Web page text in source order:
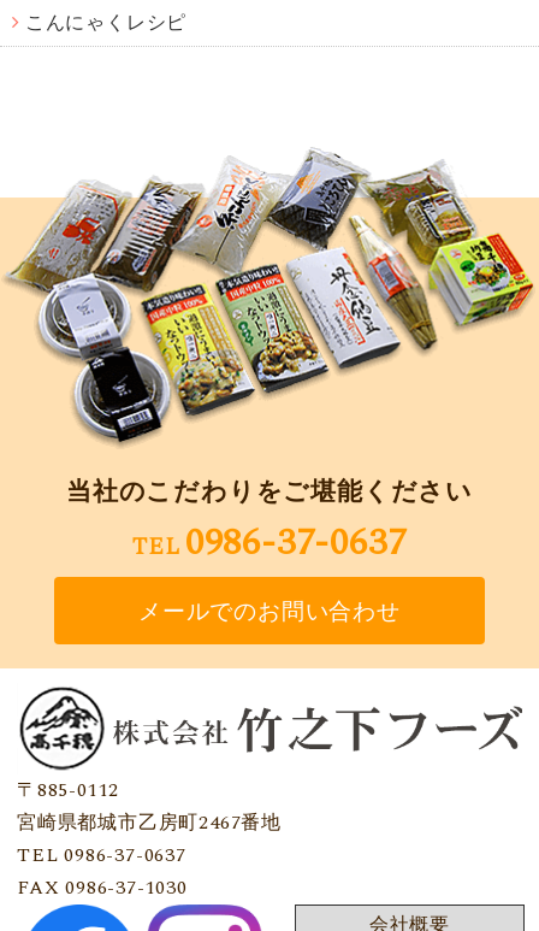
こんにゃくレシピ
当社のこだわりをご堪能ください
TEL 0986-37-0637
メールでのお問い合わせ
〒885-0112
宮崎県都城市乙房町2467番地
TEL 0986-37-0637
FAX 0986-37-1030
会社概要